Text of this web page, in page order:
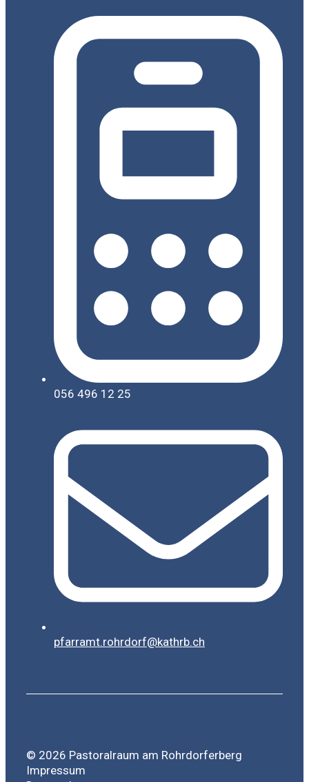
056 496 12 25
pfarramt.rohrdorf@kathrb.ch
© 2026 Pastoralraum am Rohrdorferberg
Impressum